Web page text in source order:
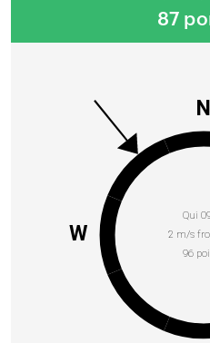
87
Qui
2 m/s
96
N
W